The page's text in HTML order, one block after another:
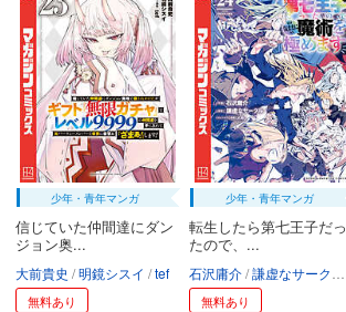
少年・青年マンガ
信じていた仲間達にダン
ジョン奥...
大前貴史 明鏡シスイ tef
無料あり
少年・青年マンガ
転生したら第七王子だっ
たので、...
石沢庸介 謙虚なサークル
無料あり